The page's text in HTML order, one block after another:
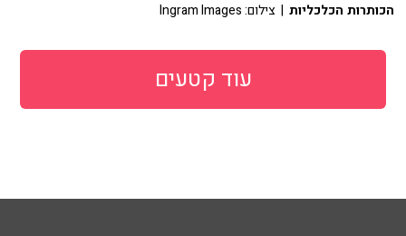
הכותרות הכלכליות | צילום: Ingram Images
עוד קטעים